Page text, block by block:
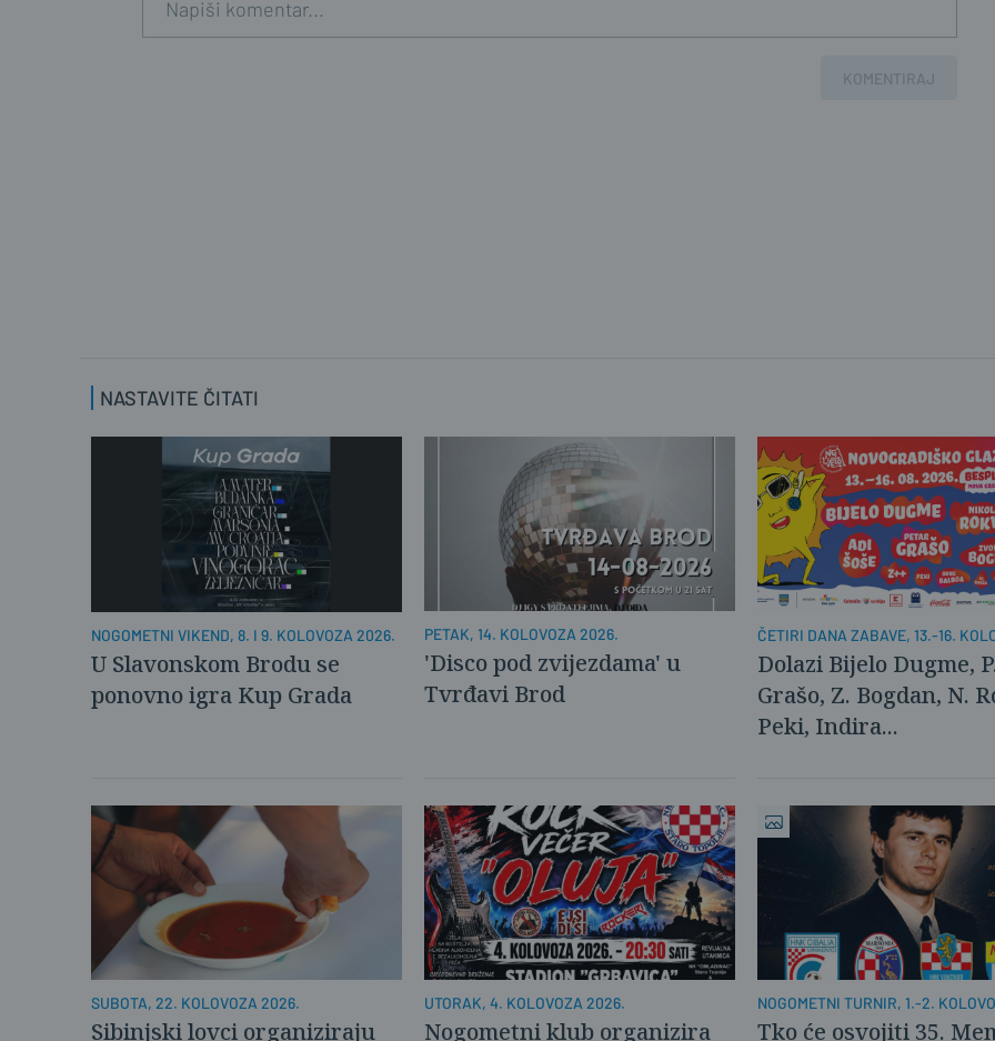
KOMENTIRAJ
NASTAVITE ČITATI
NOGOMETNI VIKEND, 8. I 9. KOLOVOZA 2026.
U Slavonskom Brodu se
ponovno igra Kup Grada
PETAK, 14. KOLOVOZA 2026.
'Disco pod zvijezdama' u
Tvrđavi Brod
ČETIRI DANA ZABAVE, 13.-16.
Dolazi Bijelo Dugme,
Grašo, Z. Bogdan, N.
Peki, Indira...
SUBOTA, 22. KOLOVOZA 2026.
Sibinjski lovci organiziraju
UTORAK, 4. KOLOVOZA 2026.
Nogometni klub organizira
NOGOMETNI TURNIR, 1.-2.
Tko će osvojiti 35.